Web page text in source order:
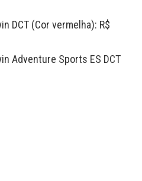
DCT (Cor vermelha): R$
Adventure Sports ES DCT